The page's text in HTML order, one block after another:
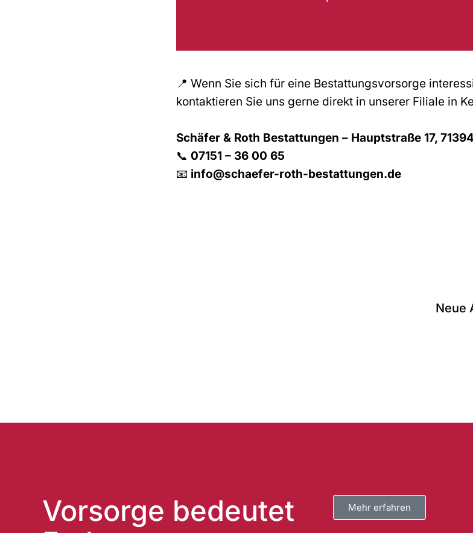
📍 Wenn Sie sich für eine Bestattungsvorsorge
kontaktieren Sie uns gerne direkt in unserer Filiale in
Schäfer & Roth Bestattungen – Hauptstraße 17,
📞 07151 – 36 00 65
📧 info@schaefer-roth-bestattungen.de
Neue
Vorsorge bedeutet
Mehr erfahren